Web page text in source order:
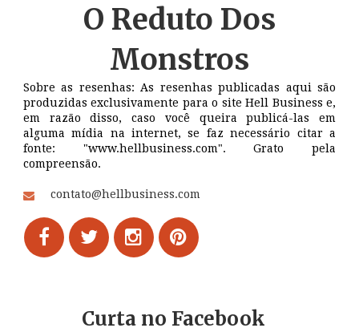
O Reduto Dos
Monstros
Sobre as resenhas: As resenhas publicadas aqui são
produzidas exclusivamente para o site Hell Business e,
em razão disso, caso você queira publicá-las em
alguma mídia na internet, se faz necessário citar a
fonte: "www.hellbusiness.com". Grato pela
compreensão.
contato@hellbusiness.com
Curta no Facebook